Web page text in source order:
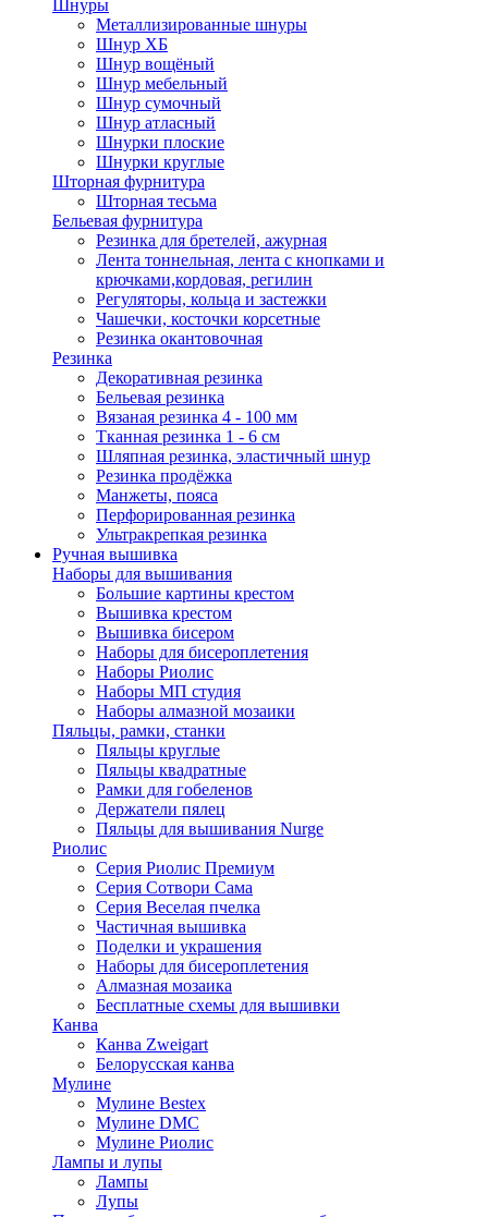
Шнуры
Металлизированные шнуры
Шнур ХБ
Шнур вощёный
Шнур мебельный
Шнур сумочный
Шнур атласный
Шнурки плоские
Шнурки круглые
Шторная фурнитура
Шторная тесьма
Бельевая фурнитура
Резинка для бретелей, ажурная
Лента тоннельная, лента с кнопками и
крючками,кордовая, регилин
Регуляторы, кольца и застежки
Чашечки, косточки корсетные
Резинка окантовочная
Резинка
Декоративная резинка
Бельевая резинка
Вязаная резинка 4 - 100 мм
Тканная резинка 1 - 6 см
Шляпная резинка, эластичный шнур
Резинка продёжка
Манжеты, пояса
Перфорированная резинка
Ультракрепкая резинка
Ручная вышивка
Наборы для вышивания
Большие картины крестом
Вышивка крестом
Вышивка бисером
Наборы для бисероплетения
Наборы Риолис
Наборы МП студия
Наборы алмазной мозаики
Пяльцы, рамки, станки
Пяльцы круглые
Пяльцы квадратные
Рамки для гобеленов
Держатели пялец
Пяльцы для вышивания Nurge
Риолис
Серия Риолис Премиум
Серия Сотвори Сама
Серия Веселая пчелка
Частичная вышивка
Поделки и украшения
Наборы для бисероплетения
Алмазная мозаика
Бесплатные схемы для вышивки
Канва
Канва Zweigart
Белорусская канва
Мулине
Мулине Bestex
Мулине DMC
Мулине Риолис
Лампы и лупы
Лампы
Лупы